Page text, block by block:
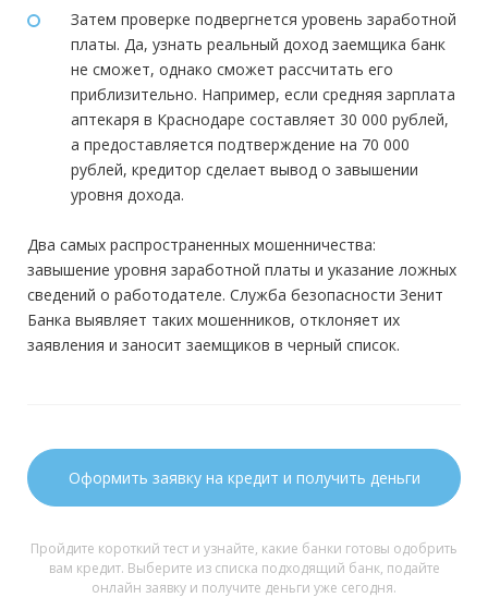
Затем проверке подвергнется уровень заработной
платы. Да, узнать реальный доход заемщика банк
не сможет, однако сможет рассчитать его
приблизительно. Например, если средняя зарплата
аптекаря в Краснодаре составляет 30 000 рублей,
а предоставляется подтверждение на 70 000
рублей, кредитор сделает вывод о завышении
уровня дохода.
Два самых распространенных мошенничества:
завышение уровня заработной платы и указание ложных
сведений о работодателе. Служба безопасности Зенит
Банка выявляет таких мошенников, отклоняет их
заявления и заносит заемщиков в черный список.
Оформить заявку на кредит и получить деньги
Пройдите короткий тест и узнайте, какие банки готовы одобрить
вам кредит. Выберите из списка подходящий банк, подайте
онлайн заявку и получите деньги уже сегодня.